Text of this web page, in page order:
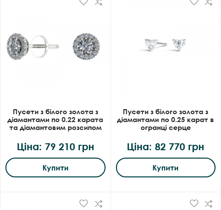
Пусети з білого золота з
діамантами по 0.22 карата
та діамантовим розсипом
Ціна: 79 210 грн
Купити
Пусети з білого золота з
діамантами по 0.25 карат в
огранці серце
Ціна: 82 770 грн
Купити